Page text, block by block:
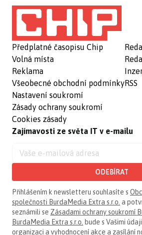
Předplatné časopisu Chip
Volná místa
Reklama
Všeobecné obchodní podmínky
Nastavení soukromí
Zásady ochrany soukromí
Cookies zásady
RSS
Zajímavosti ze světa IT v e-mailu
ODEBÍRAT
Přihlášením k newsletteru souhlasíte s
společnosti BurdaMedia Extra s.r.o. a
seznámili se Zásadami ochrany soukromí
BurdaMedia Extra s.r.o. bude s Vašimi
organizaci a vyhodnocení akce a zasílání